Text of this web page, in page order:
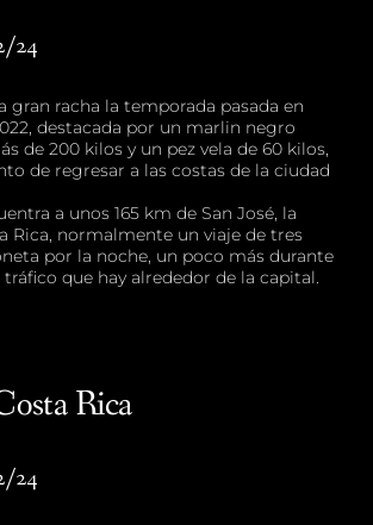
24
gran racha la temporada pasada en
destacada por un marlin negro
de 200 kilos y un pez vela de 60 kilos,
de regresar a las costas de la ciudad
a unos 165 km de San José, la
Rica, normalmente un viaje de tres
por la noche, un poco más durante
que hay alrededor de la capital.
Rica
24